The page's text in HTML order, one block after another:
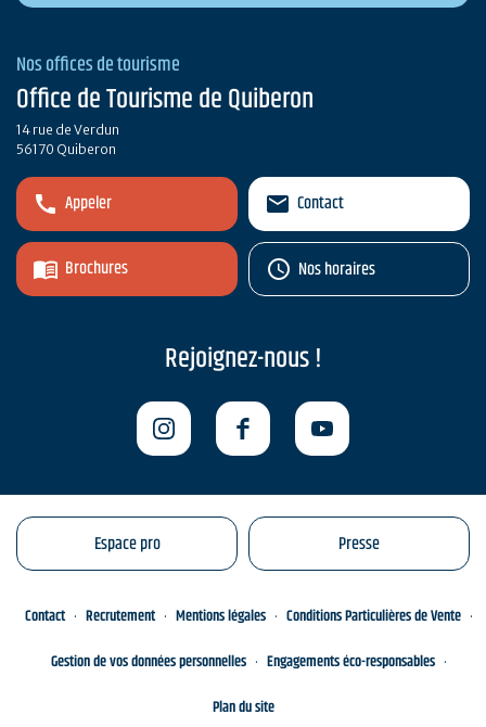
Nos offices de tourisme
Office de Tourisme de Quiberon
14 rue de Verdun
56170 Quiberon
Appeler
Brochures
Contact
Nos horaires
Rejoignez-nous !
Espace pro Presse
Contact Recrutement Mentions légales
Conditions Particulières de Vente
Gestion de vos données personnelles
Engagements éco-responsables
Plan du site